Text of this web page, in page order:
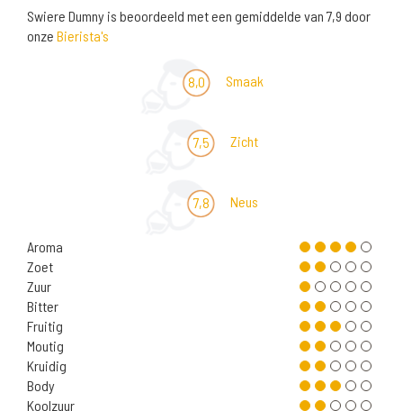
Swiere Dumny is beoordeeld met een gemiddelde van 7,9 door
onze Bierista's
8,0 Smaak
7,5 Zicht
7,8 Neus
Aroma
Zoet
Zuur
Bitter
Fruitig
Moutig
Kruidig
Body
Koolzuur